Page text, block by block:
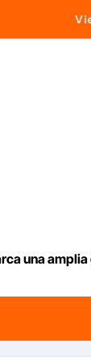
semana
familias de
una amplia